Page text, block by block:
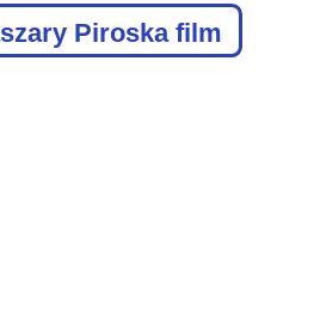
Piroska film